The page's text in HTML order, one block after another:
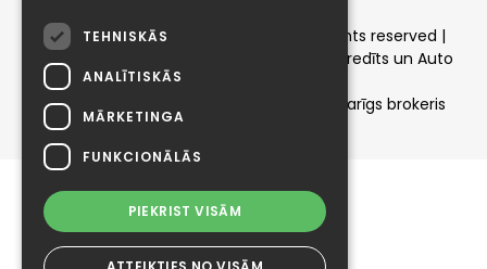
Copyright © 2015-2026 elizings.lv | All rights reserved |
elizings - Kredītu salīdzināšana, Patēriņa kredīts un Auto
SIA ELIZINGS.LV - pilnvaru apjoms - neatkarīgs brokeris
TEHNISKĀS
ANALĪTISKĀS
MĀRKETINGA
FUNKCIONĀLĀS
PIEKRIST VISĀM